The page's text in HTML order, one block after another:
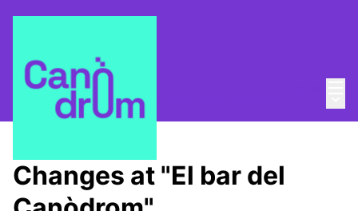
Taula de Memòries / 📸 Living bank memory
Changes at "El bar del